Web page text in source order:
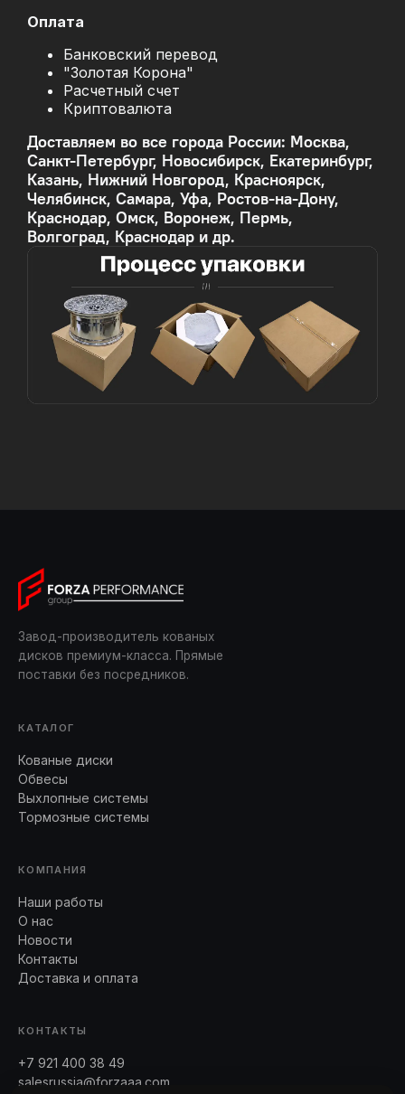
Оплата
Банковский перевод
"Золотая Корона"
Расчетный счет
Криптовалюта
Доставляем во все города России: Москва,
Санкт-Петербург, Новосибирск, Екатеринбург,
Казань, Нижний Новгород, Красноярск,
Челябинск, Самара, Уфа, Ростов-на-Дону,
Краснодар, Омск, Воронеж, Пермь,
Волгоград, Краснодар и др.
Завод-производитель кованых
дисков премиум-класса. Прямые
поставки без посредников.
КАТАЛОГ
Кованые диски
Обвесы
Выхлопные системы
Тормозные системы
КОМПАНИЯ
Наши работы
О нас
Новости
Контакты
Доставка и оплата
КОНТАКТЫ
+7 921 400 38 49
salesrussia@forzaaa.com